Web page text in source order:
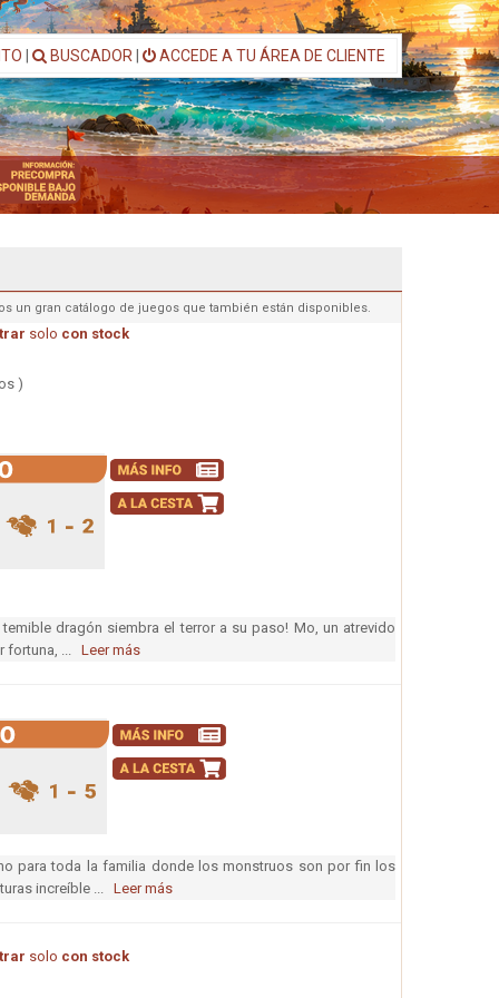
BUSCADOR ACCEDE A TU ÁREA DE CLIENTE
un gran catálogo de juegos que también están disponibles.
solo con stock
)
dragón siembra el terror a su paso! Mo, un atrevido
fortuna, ... Leer más
para toda la familia donde los monstruos son por fin los
increíble ... Leer más
solo con stock